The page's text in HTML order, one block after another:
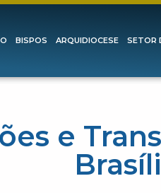
BISPOS ARQUIDIOCESE SETOR
e